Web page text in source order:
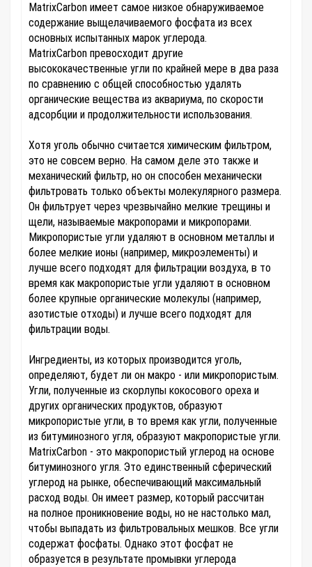
MatrixCarbon имеет самое низкое обнаруживаемое
содержание выщелачиваемого фосфата из всех
основных испытанных марок углерода.
MatrixCarbon превосходит другие
высококачественные угли по крайней мере в два раза
по сравнению с общей способностью удалять
органические вещества из аквариума, по скорости
адсорбции и продолжительности использования.
Хотя уголь обычно считается химическим фильтром,
это не совсем верно. На самом деле это также и
механический фильтр, но он способен механически
фильтровать только объекты молекулярного размера.
Он фильтрует через чрезвычайно мелкие трещины и
щели, называемые макропорами и микропорами.
Микропористые угли удаляют в основном металлы и
более мелкие ионы (например, микроэлементы) и
лучше всего подходят для фильтрации воздуха, в то
время как макропористые угли удаляют в основном
более крупные органические молекулы (например,
азотистые отходы) и лучше всего подходят для
фильтрации воды.
Ингредиенты, из которых производится уголь,
определяют, будет ли он макро - или микропористым.
Угли, полученные из скорлупы кокосового ореха и
других органических продуктов, образуют
микропористые угли, в то время как угли, полученные
из битуминозного угля, образуют макропористые угли.
MatrixCarbon - это макропористый углерод на основе
битуминозного угля. Это единственный сферический
углерод на рынке, обеспечивающий максимальный
расход воды. Он имеет размер, который рассчитан
на полное проникновение воды, но не настолько мал,
чтобы выпадать из фильтровальных мешков. Все угли
содержат фосфаты. Однако этот фосфат не
образуется в результате промывки углерода